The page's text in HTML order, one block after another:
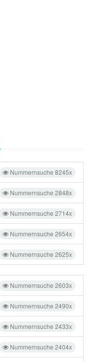
Nummernsuche 8245x
Nummernsuche 2848x
Nummernsuche 2714x
Nummernsuche 2654x
Nummernsuche 2625x
Nummernsuche 2603x
Nummernsuche 2490x
Nummernsuche 2433x
Nummernsuche 2404x